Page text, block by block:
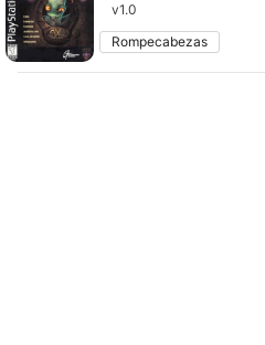
v1.0
Rompecabezas